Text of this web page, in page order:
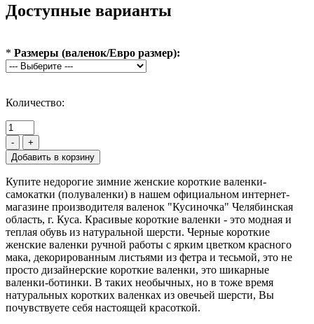
Доступные варианты
* Размеры (валенок/Евро размер):
Количество:
- +
Купите недорогие зимние женские короткие валенки-
самокатки (полуваленки) в нашем официальном интернет-
магазине производителя валенок "Кусиночка" Челябинская
область, г. Куса. Красивые короткие валенки - это модная и
теплая обувь из натуральной шерсти. Черные короткие
женские валенки ручной работы с ярким цветком красного
мака, декорированным листьями из фетра и тесьмой, это не
просто дизайнерские короткие валенки, это шикарные
валенки-ботинки. В таких необычных, но в тоже время
натуральных коротких валенках из овечьей шерсти, Вы
почувствуете себя настоящей красоткой.